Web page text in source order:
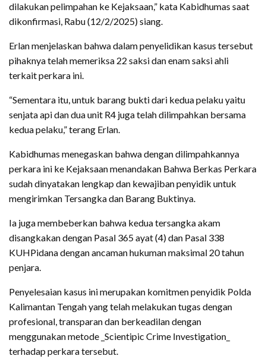
dilakukan pelimpahan ke Kejaksaan,” kata Kabidhumas saat
dikonfirmasi, Rabu (12/2/2025) siang.
Erlan menjelaskan bahwa dalam penyelidikan kasus tersebut
pihaknya telah memeriksa 22 saksi dan enam saksi ahli
terkait perkara ini.
“Sementara itu, untuk barang bukti dari kedua pelaku yaitu
senjata api dan dua unit R4 juga telah dilimpahkan bersama
kedua pelaku,” terang Erlan.
Kabidhumas menegaskan bahwa dengan dilimpahkannya
perkara ini ke Kejaksaan menandakan Bahwa Berkas Perkara
sudah dinyatakan lengkap dan kewajiban penyidik untuk
mengirimkan Tersangka dan Barang Buktinya.
Ia juga membeberkan bahwa kedua tersangka akam
disangkakan dengan Pasal 365 ayat (4) dan Pasal 338
KUHPidana dengan ancaman hukuman maksimal 20 tahun
penjara.
Penyelesaian kasus ini merupakan komitmen penyidik Polda
Kalimantan Tengah yang telah melakukan tugas dengan
profesional, transparan dan berkeadilan dengan
menggunakan metode _Scientipic Crime Investigation_
terhadap perkara tersebut.